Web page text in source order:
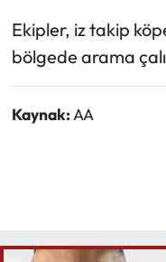
Ekipler, iz takip
bölgede arama
Kaynak:AA
Turizm
Teknoloji